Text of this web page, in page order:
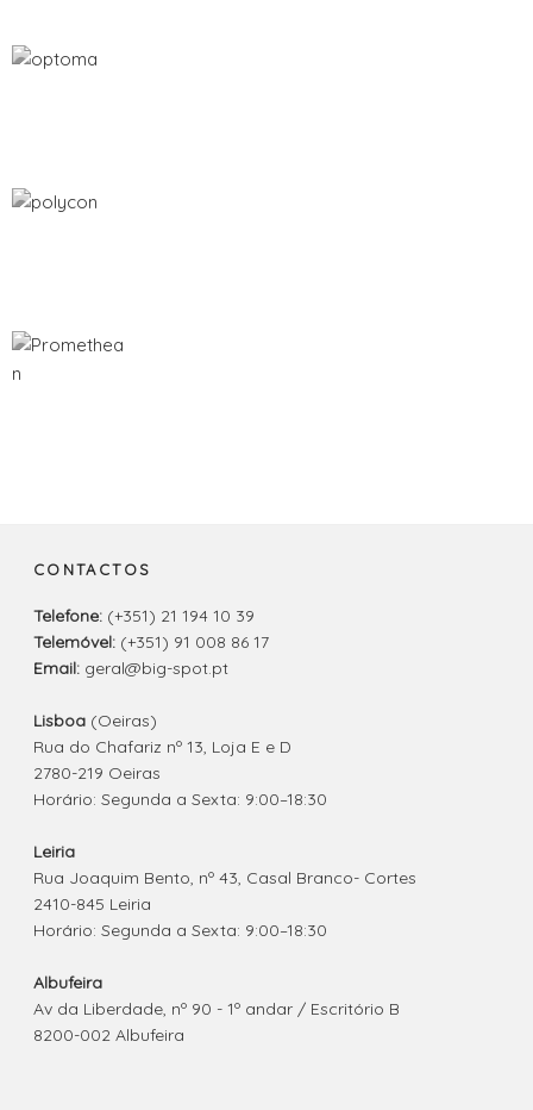
CONTACTOS
Telefone: (+351) 21 194 10 39
Telemóvel: (+351) 91 008 86 17
Email: geral@big-spot.pt
Lisboa (Oeiras)
Rua do Chafariz nº 13, Loja E e D
2780-219 Oeiras
Horário: Segunda a Sexta: 9:00–18:30
Leiria
Rua Joaquim Bento, nº 43, Casal Branco- Cortes
2410-845 Leiria
Horário: Segunda a Sexta: 9:00–18:30
Albufeira
Av da Liberdade, nº 90 - 1º andar / Escritório B
8200-002 Albufeira